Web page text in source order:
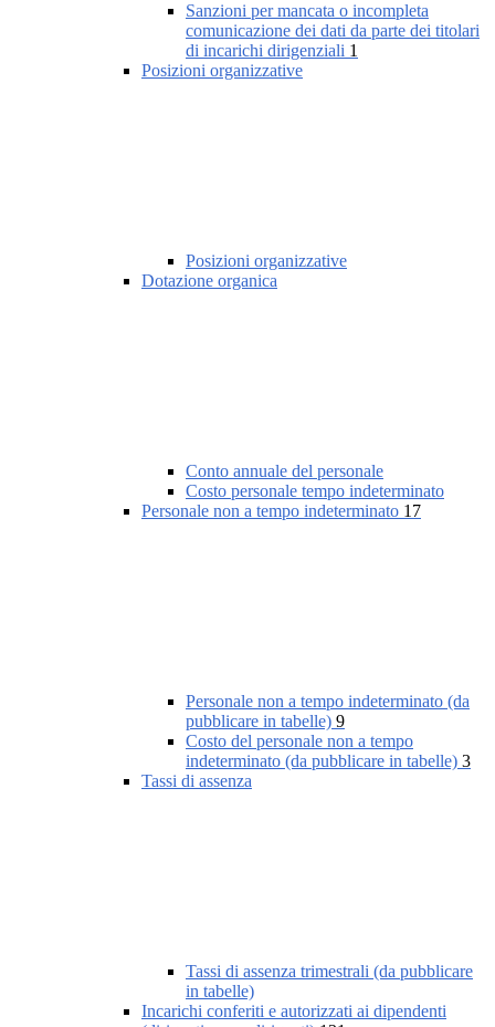
Sanzioni per mancata o incompleta
comunicazione dei dati da parte dei titolari
di incarichi dirigenziali 1
Posizioni organizzative
Posizioni organizzative
Dotazione organica
Conto annuale del personale
Costo personale tempo indeterminato
Personale non a tempo indeterminato 17
Personale non a tempo indeterminato (da
pubblicare in tabelle) 9
Costo del personale non a tempo
indeterminato (da pubblicare in tabelle) 3
Tassi di assenza
Tassi di assenza trimestrali (da pubblicare
in tabelle)
Incarichi conferiti e autorizzati ai dipendenti